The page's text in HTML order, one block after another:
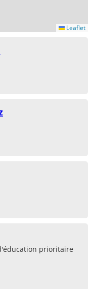
Leaflet
prioritaire